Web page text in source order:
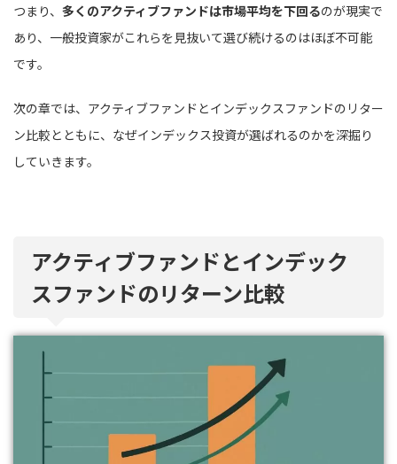
つまり、 多くのアクティブファンドは市場平均を下回るのが現実で
あり、一般投資家がこれらを見抜いて選び続けるのはほぼ不可能
です。
次の章では、アクティブファンドとインデックスファンドのリター
ン比較とともに、なぜインデックス投資が選ばれるのかを深掘り
していきます。
アクティブファンドとインデック
スファンドのリターン比較